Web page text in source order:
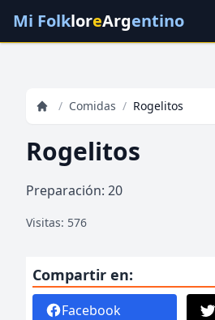
Mi FolkloreArgentino
/ Comidas / Rogelitos
Rogelitos
Preparación: 20
Visitas: 576
Compartir en:
Facebook